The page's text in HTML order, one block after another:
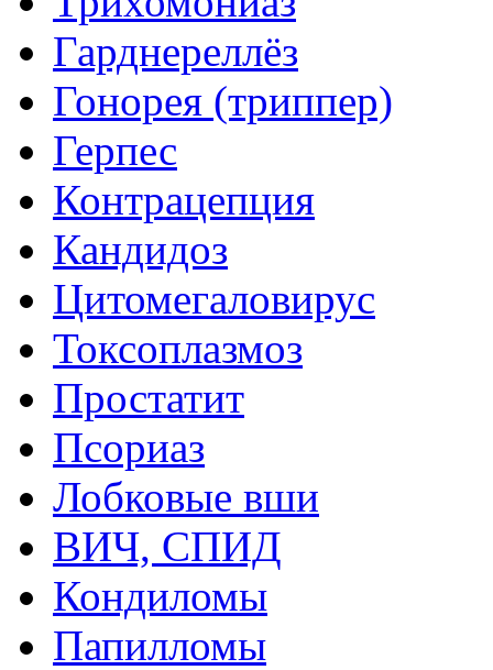
Гарднереллёз
Гонорея (триппер)
Герпес
Контрацепция
Кандидоз
Цитомегаловирус
Токсоплазмоз
Простатит
Псориаз
Лобковые вши
ВИЧ, СПИД
Кондиломы
Папилломы